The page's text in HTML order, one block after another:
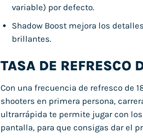
variable) por defecto.
Shadow Boost mejora los
brillantes.
TASA DE REFRESCO
Con una frecuencia de refresco de
shooters en primera persona,
ultrarrápida te permite jugar con
pantalla, para que consigas dar el